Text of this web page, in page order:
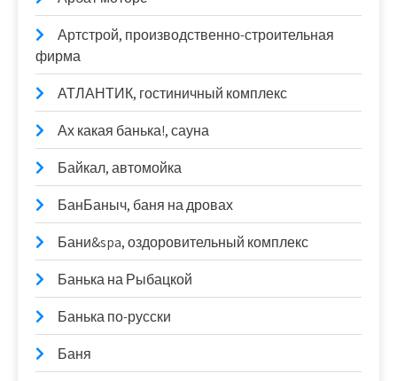
Артстрой, производственно-строительная
фирма
АТЛАНТИК, гостиничный комплекс
Ах какая банька!, сауна
Байкал, автомойка
БанБаныч, баня на дровах
Бани&spa, оздоровительный комплекс
Банька на Рыбацкой
Банька по-русски
Баня